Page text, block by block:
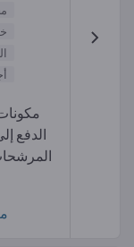
الدفع